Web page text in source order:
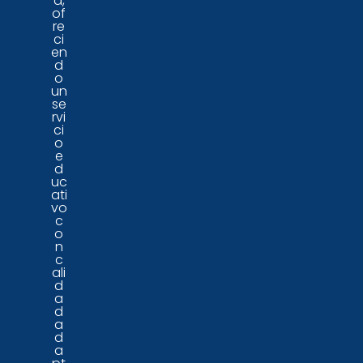
of
re
ci
en
d
o
un
se
rvi
ci
o
e
d
uc
ati
vo
c
o
n
c
ali
d
a
d
a
d
a